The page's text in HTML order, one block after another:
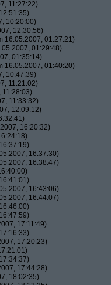
11:27:22)
10:20:00)
12:30:56)
16.05.2007, 01:27:21)
01:29:48)
01:35:14)
16.05.2007, 01:40:20)
10:47:39)
11:21:02)
11:28:03)
11:33:32)
12:09:12)
16:20:32)
16:37:30)
16:38:47)
16:43:06)
16:44:07)
17:11:49)
17:20:23)
17:44:28)
18:02:35)